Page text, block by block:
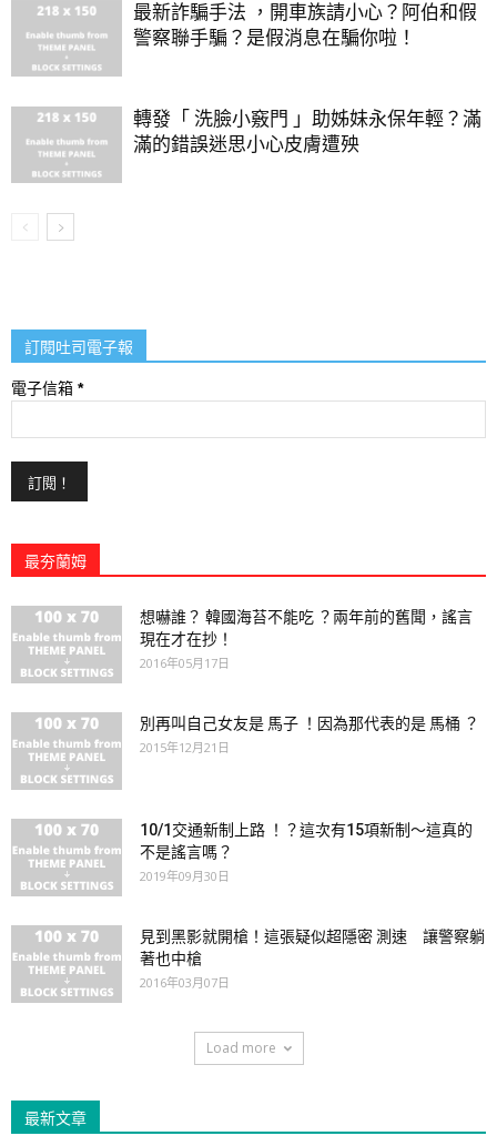
最新詐騙手法 ，開車族請小心？阿伯和假
警察聯手騙？是假消息在騙你啦！
轉發「 洗臉小竅門 」助姊妹永保年輕？滿
滿的錯誤迷思小心皮膚遭殃
訂閱吐司電子報
電子信箱 *
最夯蘭姆
想嚇誰？ 韓國海苔不能吃 ？兩年前的舊聞，謠言
現在才在抄！
2016年05月17日
別再叫自己女友是 馬子 ！因為那代表的是 馬桶 ？
2015年12月21日
10/1交通新制上路 ！？這次有15項新制～這真的
不是謠言嗎？
2019年09月30日
見到黑影就開槍！這張疑似超隱密 測速 讓警察躺
著也中槍
2016年03月07日
Load more
最新文章